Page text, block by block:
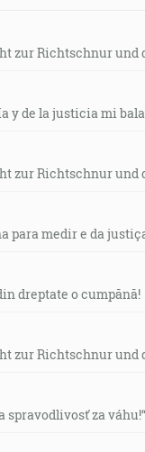
zur Richtschnur
y de la justicia mi
zur Richtschnur
para medir e da
dreptate o cumpănă!
zur Richtschnur
spravodlivosť za váhu!“